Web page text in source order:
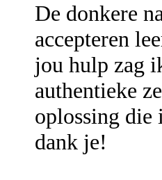
De donkere
accepteren
jou hulp zag
authentieke
oplossing die
dank je!